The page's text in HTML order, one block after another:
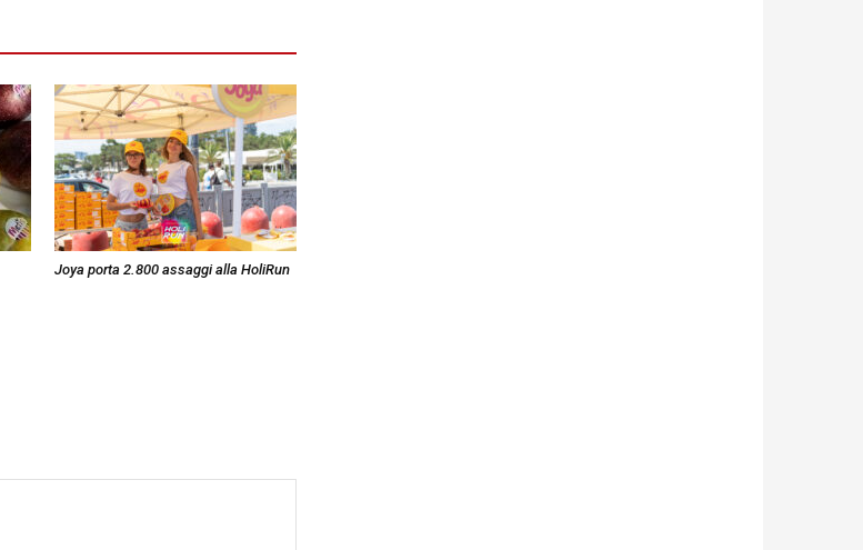
Joya porta 2.800 assaggi alla HoliRun